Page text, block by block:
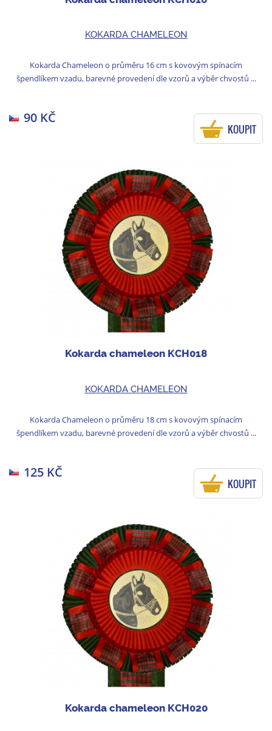
KOKARDA CHAMELEON
Kokarda Chameleon o průměru 16 cm s kovovým spínacím
špendlíkem vzadu, barevné provedení dle vzorů a výběr chvostů ...
90 KČ
KOUPIT
Kokarda chameleon KCH018
KOKARDA CHAMELEON
Kokarda Chameleon o průměru 18 cm s kovovým spínacím
špendlíkem vzadu, barevné provedení dle vzorů a výběr chvostů ...
125 KČ
KOUPIT
Kokarda chameleon KCH020